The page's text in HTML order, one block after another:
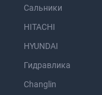
Сальники
HITACHI
HYUNDAI
Гидравлика
Changlin